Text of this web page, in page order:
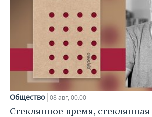
Общество 08 авг, 00:00
Стеклянное время,